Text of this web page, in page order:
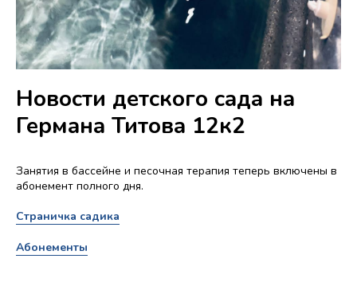
Новости детского сада на
Германа Титова 12к2
Занятия в бассейне и песочная терапия теперь включены в
абонемент полного дня.
Страничка садика
Абонементы